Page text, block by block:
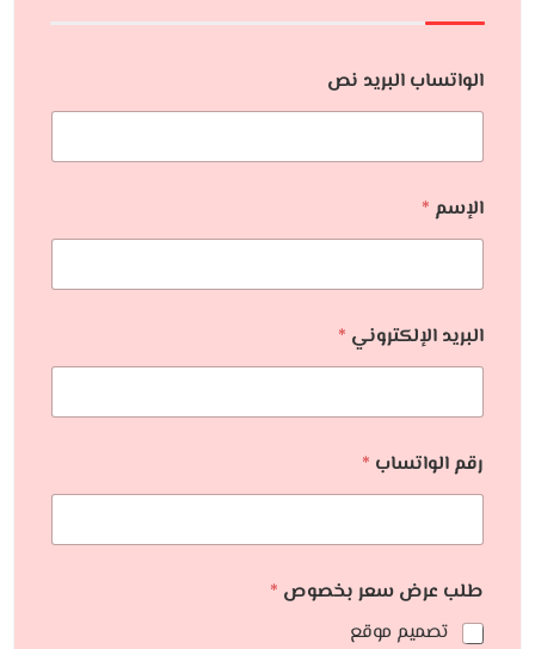
الواتساب البريد نص
الإسم *
البريد الإلكتروني *
رقم الواتساب *
طلب عرض سعر بخصوص *
تصميم موقع